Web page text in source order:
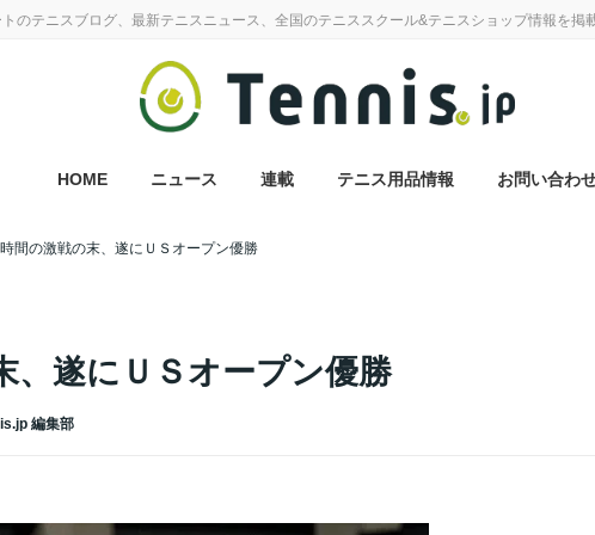
のテニスブログ、最新テニスニュース、全国のテニススクール&テニスショップ情報を掲
HOME ニュース 連載 テニス用品情報 お問い合わ
、遂にＵＳオープン優勝
編集部
間の激戦の末、遂にＵＳオープン優勝